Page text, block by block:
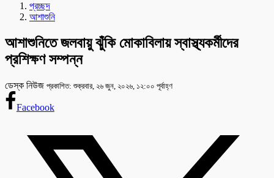
প্রচ্ছদ
আশাশুনি
আশাশুনিতে জলবায়ু ঝুঁকি মোকাবিলায় স্বাস্থ্যকর্মীদের
প্রশিক্ষণ সম্পন্ন
ডেস্ক নিউজ প্রকাশিত: শুক্রবার, ২৬ জুন, ২০২৬, ১২:০০ পূর্বাহ্ণ
Facebook